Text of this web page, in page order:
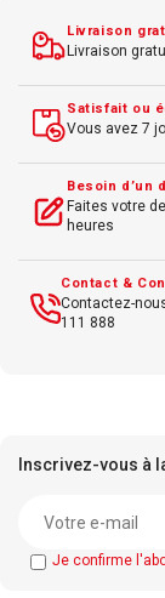
Livraison
Livraison
Satisfait ou
Vous avez 7
Besoin d’un
Faites votre
heures
Contact &
Contactez-
111 888
Inscrivez-vous à
Je confirme